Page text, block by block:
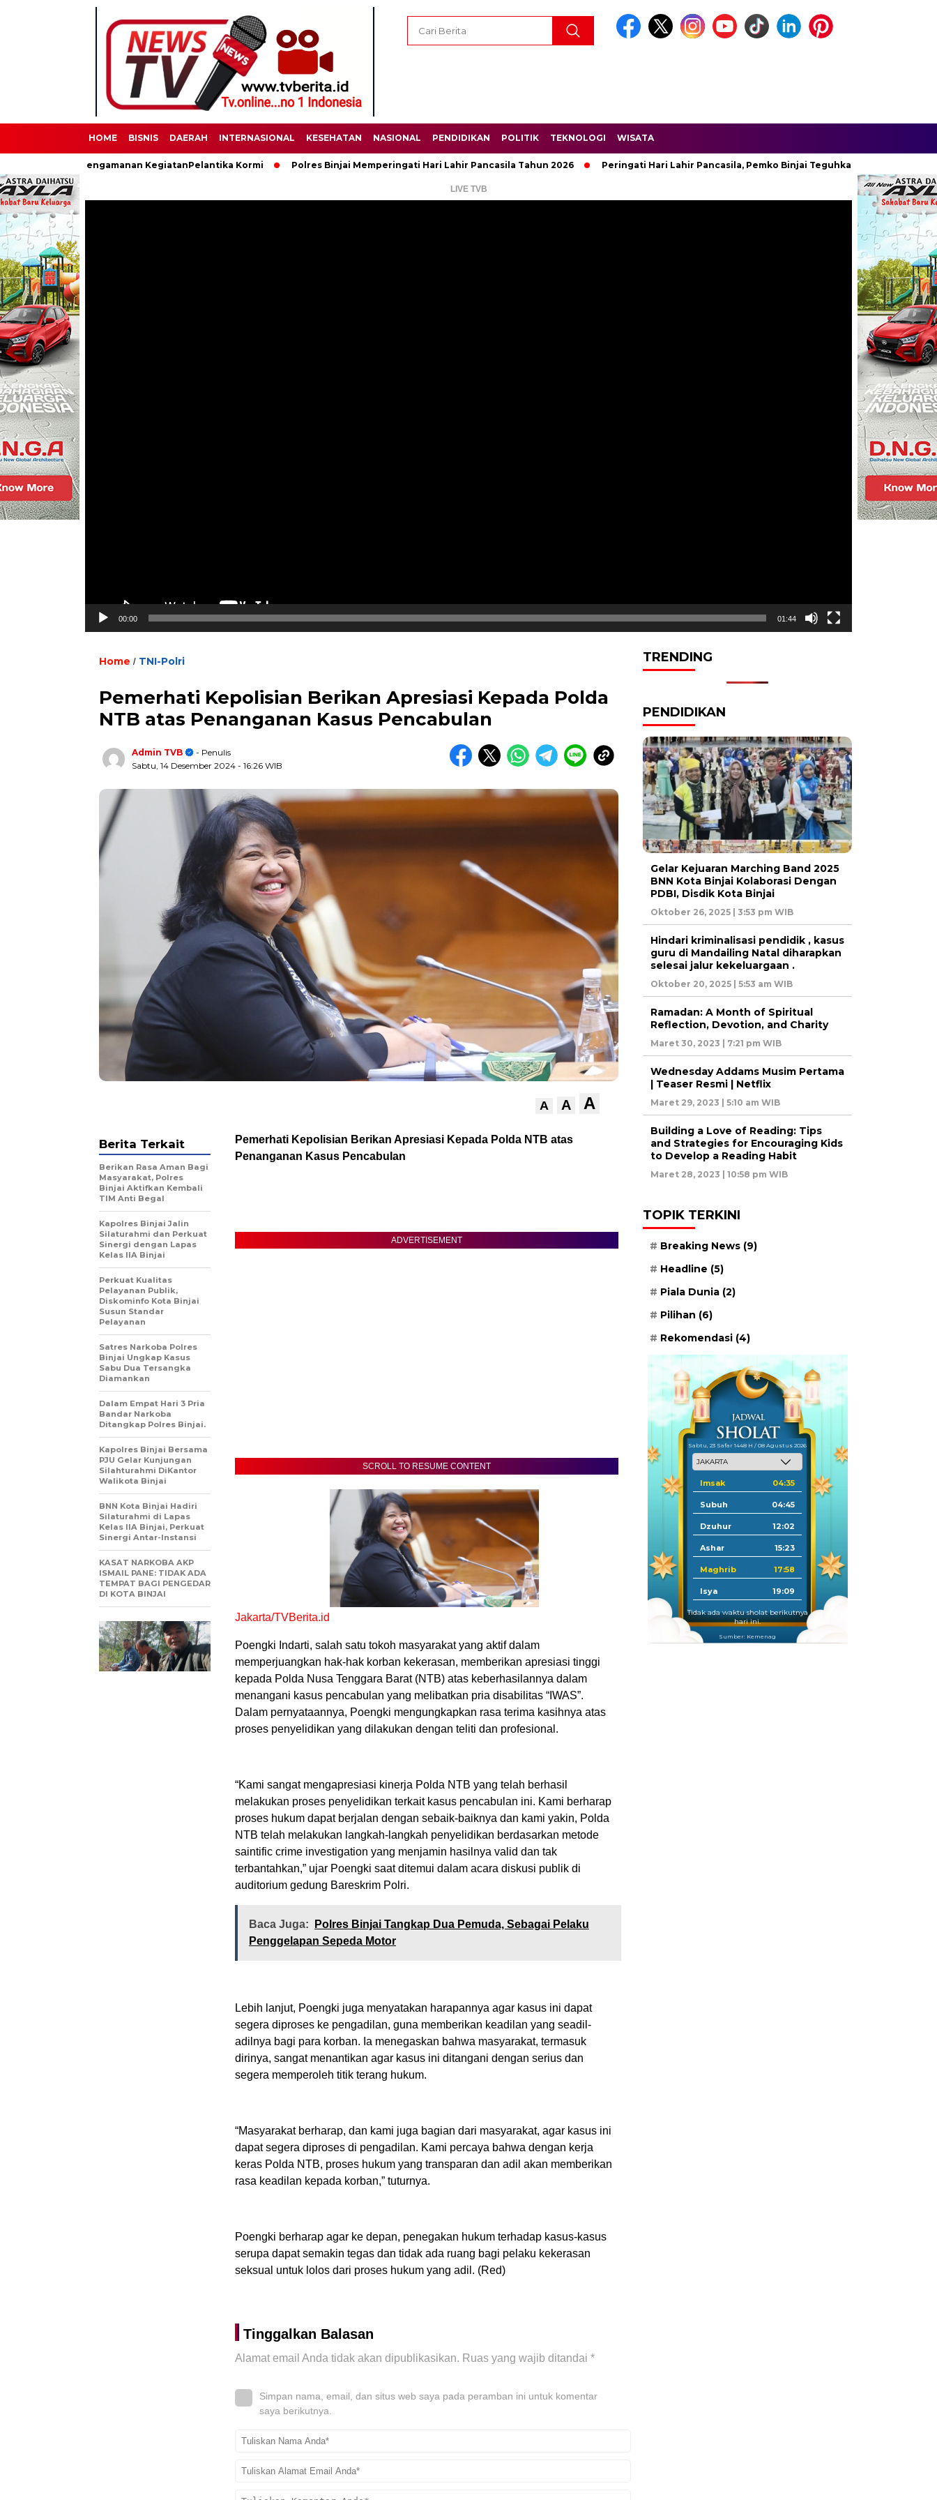
HOME BISNIS DAERAH INTERNASIONAL KESEHATAN NASIONAL PENDIDIKAN POLITIK TEKNOLOGI WISATA
Pengamanan KegiatanPelantika Kormi Polres Binjai Memperingati Hari Lahir Pancasila Tahun 2026 Peringati Hari Lahir Pancasila, Pemko Binjai Teguhkan Komitmen Kebangsaan.
LIVE TVB
00:00 01:44
Home / TNI-Polri
Pemerhati Kepolisian Berikan Apresiasi Kepada Polda
NTB atas Penanganan Kasus Pencabulan
Admin TVB
- Penulis
Sabtu, 14 Desember 2024 - 16:26 WIB
A A A
Pemerhati Kepolisian Berikan Apresiasi Kepada Polda NTB atas
Penanganan Kasus Pencabulan
ADVERTISEMENT
SCROLL TO RESUME CONTENT
Jakarta/TVBerita.id
Poengki Indarti, salah satu tokoh masyarakat yang aktif dalam
memperjuangkan hak-hak korban kekerasan, memberikan apresiasi tinggi
kepada Polda Nusa Tenggara Barat (NTB) atas keberhasilannya dalam
menangani kasus pencabulan yang melibatkan pria disabilitas “IWAS”.
Dalam pernyataannya, Poengki mengungkapkan rasa terima kasihnya atas
proses penyelidikan yang dilakukan dengan teliti dan profesional.
“Kami sangat mengapresiasi kinerja Polda NTB yang telah berhasil
melakukan proses penyelidikan terkait kasus pencabulan ini. Kami berharap
proses hukum dapat berjalan dengan sebaik-baiknya dan kami yakin, Polda
NTB telah melakukan langkah-langkah penyelidikan berdasarkan metode
saintific crime investigation yang menjamin hasilnya valid dan tak
terbantahkan,” ujar Poengki saat ditemui dalam acara diskusi publik di
auditorium gedung Bareskrim Polri.
Baca Juga:
Polres Binjai Tangkap Dua Pemuda, Sebagai Pelaku
Penggelapan Sepeda Motor
Lebih lanjut, Poengki juga menyatakan harapannya agar kasus ini dapat
segera diproses ke pengadilan, guna memberikan keadilan yang seadil-
adilnya bagi para korban. Ia menegaskan bahwa masyarakat, termasuk
dirinya, sangat menantikan agar kasus ini ditangani dengan serius dan
segera memperoleh titik terang hukum.
“Masyarakat berharap, dan kami juga bagian dari masyarakat, agar kasus ini
dapat segera diproses di pengadilan. Kami percaya bahwa dengan kerja
keras Polda NTB, proses hukum yang transparan dan adil akan memberikan
rasa keadilan kepada korban,” tuturnya.
Poengki berharap agar ke depan, penegakan hukum terhadap kasus-kasus
serupa dapat semakin tegas dan tidak ada ruang bagi pelaku kekerasan
seksual untuk lolos dari proses hukum yang adil. (Red)
Tinggalkan Balasan
Alamat email Anda tidak akan dipublikasikan. Ruas yang wajib ditandai *
Simpan nama, email, dan situs web saya pada peramban ini untuk komentar
saya berikutnya.
Berita Terkait
Berikan Rasa Aman Bagi
Masyarakat, Polres
Binjai Aktifkan Kembali
TIM Anti Begal
Kapolres Binjai Jalin
Silaturahmi dan Perkuat
Sinergi dengan Lapas
Kelas IIA Binjai
Perkuat Kualitas
Pelayanan Publik,
Diskominfo Kota Binjai
Susun Standar
Pelayanan
Satres Narkoba Polres
Binjai Ungkap Kasus
Sabu Dua Tersangka
Diamankan
Dalam Empat Hari 3 Pria
Bandar Narkoba
Ditangkap Polres Binjai.
Kapolres Binjai Bersama
PJU Gelar Kunjungan
Silahturahmi DiKantor
Walikota Binjai
BNN Kota Binjai Hadiri
Silaturahmi di Lapas
Kelas IIA Binjai, Perkuat
Sinergi Antar-Instansi
KASAT NARKOBA AKP
ISMAIL PANE: TIDAK ADA
TEMPAT BAGI PENGEDAR
DI KOTA BINJAI
TRENDING
PENDIDIKAN
Gelar Kejuaran Marching Band 2025
BNN Kota Binjai Kolaborasi Dengan
PDBI, Disdik Kota Binjai
Oktober 26, 2025 | 3:53 pm WIB
Hindari kriminalisasi pendidik , kasus
guru di Mandailing Natal diharapkan
selesai jalur kekeluargaan .
Oktober 20, 2025 | 5:53 am WIB
Ramadan: A Month of Spiritual
Reflection, Devotion, and Charity
Maret 30, 2023 | 7:21 pm WIB
Wednesday Addams Musim Pertama
| Teaser Resmi | Netflix
Maret 29, 2023 | 5:10 am WIB
Building a Love of Reading: Tips
and Strategies for Encouraging Kids
to Develop a Reading Habit
Maret 28, 2023 | 10:58 pm WIB
TOPIK TERKINI
Breaking News (9)
Headline (5)
Piala Dunia (2)
Pilihan (6)
Rekomendasi (4)
Sabtu, 23 Safar 1448 H / 08 Agustus 2026
Imsak 04:35
Subuh 04:45
Dzuhur 12:02
Ashar 15:23
Maghrib 17:58
Isya 19:09
Tidak ada waktu sholat berikutnya
hari ini.
Sumber: Kemenag